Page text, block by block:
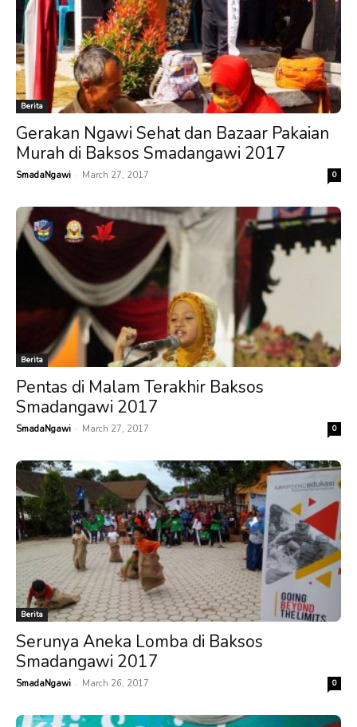
Berita
Gerakan Ngawi Sehat dan Bazaar Pakaian
Murah di Baksos Smadangawi 2017
SmadaNgawi - March 27, 2017 0
Berita
Pentas di Malam Terakhir Baksos
Smadangawi 2017
SmadaNgawi - March 27, 2017 0
Berita
Serunya Aneka Lomba di Baksos
Smadangawi 2017
SmadaNgawi - March 26, 2017 0